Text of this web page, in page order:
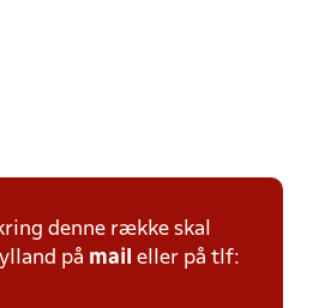
denne række skal
på mail eller på tlf: